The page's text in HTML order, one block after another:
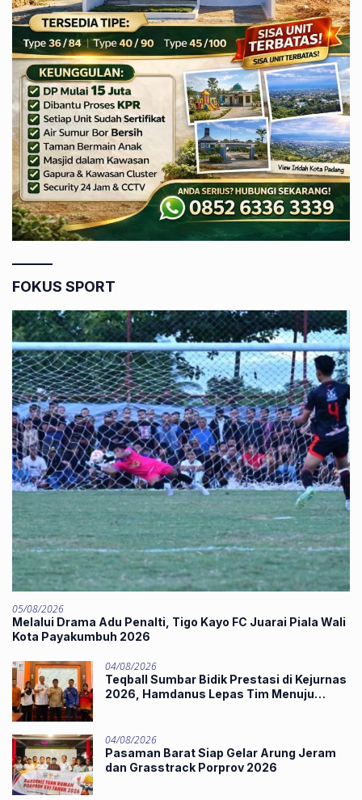
FOKUS SPORT
05/08/2026
Melalui Drama Adu Penalti, Tigo Kayo FC Juarai Piala Wali
Kota Payakumbuh 2026
04/08/2026
Teqball Sumbar Bidik Prestasi di Kejurnas
2026, Hamdanus Lepas Tim Menuju
04/08/2026
Pasaman Barat Siap Gelar Arung Jeram
dan Grasstrack Porprov 2026